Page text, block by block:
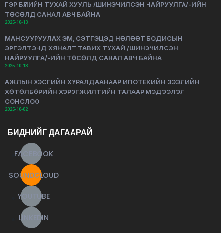
ГЭР БҮЛИЙН ТУХАЙ ХУУЛЬ /ШИНЭЧИЛСЭН НАЙРУУЛГА/-ИЙН
ТӨСӨЛД САНАЛ АВЧ БАЙНА
2025-10-13
МАНСУУРУУЛАХ ЭМ, СЭТГЭЦЭД НӨЛӨӨТ БОДИСЫН
ЭРГЭЛТЭНД ХЯНАЛТ ТАВИХ ТУХАЙ /ШИНЭЧИЛСЭН
НАЙРУУЛГА/-ИЙН ТӨСӨЛД САНАЛ АВЧ БАЙНА
2025-10-13
АЖЛЫН ХЭСГИЙН ХУРАЛДААНААР ИПОТЕКИЙН ЗЭЭЛИЙН
ХӨТӨЛБӨРИЙН ХЭРЭГЖИЛТИЙН ТАЛААР МЭДЭЭЛЭЛ
СОНСЛОО
2025-10-02
БИДНИЙГ ДАГААРАЙ
FACEBOOK
SOUNDCLOUD
YOUTUBE
LINKEDIN